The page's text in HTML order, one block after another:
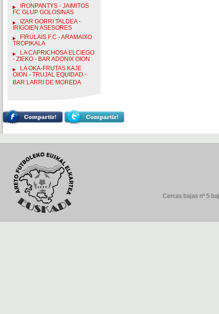
IRONPANTYS - JAIMITOS
FC GLUP GOLOSINAS
IZAR GORRI TALDEA -
IRIGOIEN ASESORES
FIRULAIS F.C - ARAMAIXO
TROPIKALA
LA CAPRICHOSA ELCIEGO
- ZIEKO - BAR ADONIX OION
LA OKA-FRUTAS KAJE
OION - TRUJAL EQUIDAD -
BAR LARRI DE MOREDA
Cercas bajas nº 5